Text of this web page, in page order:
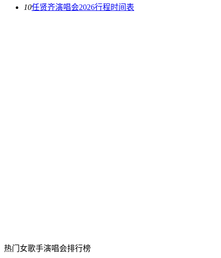
10任贤齐演唱会2026行程时间表
热门女歌手演唱会排行榜